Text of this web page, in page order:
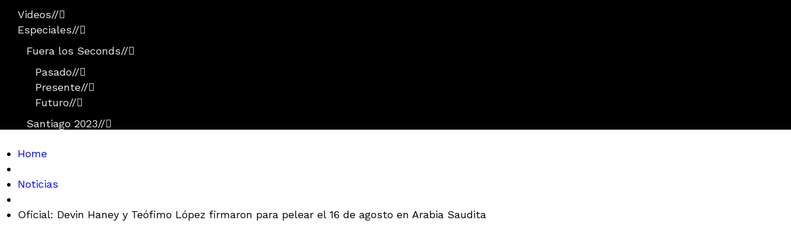
Videos//
Especiales//
Fuera los Seconds//
Pasado//
Presente//
Futuro//
Santiago 2023//
Home
Noticias
Oficial: Devin Haney y Teófimo López firmaron para pelear el 16 de agosto en Arabia Saudita